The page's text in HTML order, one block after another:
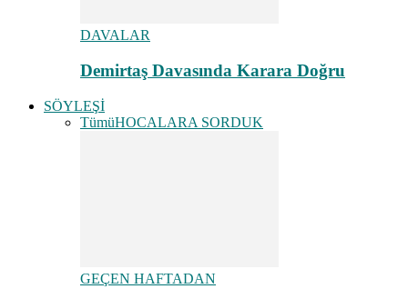
DAVALAR
Demirtaş Davasında Karara Doğru
SÖYLEŞİ
TümüHOCALARA SORDUK
GEÇEN HAFTADAN